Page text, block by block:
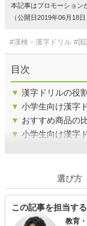
本記事はプロモーション
（公開日2019年06月18日
#漢検・漢字ドリル #国
目次
▼ 漢字ドリルの役割
▼ 小学生向け漢字
▼ おすすめ商品の
▼ 小学生向け漢字
選び方
この記事を担当す
教育